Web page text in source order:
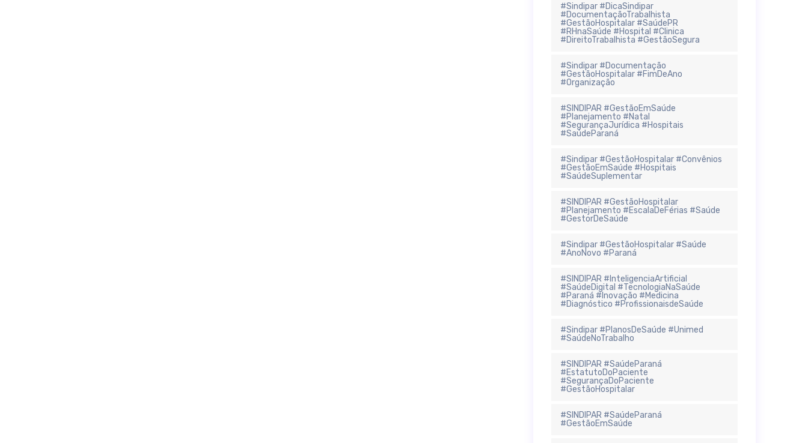
#Sindipar #DicaSindipar
#DocumentaçãoTrabalhista
#GestãoHospitalar #SaúdePR
#RHnaSaúde #Hospital #Clinica
#DireitoTrabalhista #GestãoSegura
#Sindipar #Documentação
#GestãoHospitalar #FimDeAno
#Organização
#SINDIPAR #GestãoEmSaúde
#Planejamento #Natal
#SegurançaJurídica #Hospitais
#SaúdeParaná
#Sindipar #GestãoHospitalar #Convênios
#GestãoEmSaúde #Hospitais
#SaúdeSuplementar
#SINDIPAR #GestãoHospitalar
#Planejamento #EscalaDeFérias #Saúde
#GestorDeSaúde
#Sindipar #GestãoHospitalar #Saúde
#AnoNovo #Paraná
#SINDIPAR #InteligenciaArtificial
#SaúdeDigital #TecnologiaNaSaúde
#Paraná #Inovação #Medicina
#Diagnóstico #ProfissionaisdeSaúde
#Sindipar #PlanosDeSaúde #Unimed
#SaúdeNoTrabalho
#SINDIPAR #SaúdeParaná
#EstatutoDoPaciente
#SegurançaDoPaciente
#GestãoHospitalar
#SINDIPAR #SaúdeParaná
#GestãoEmSaúde